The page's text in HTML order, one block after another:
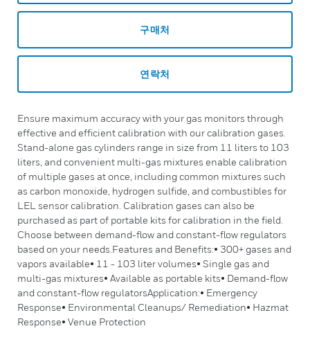
구매처
연락처
Ensure maximum accuracy with your gas monitors through
effective and efficient calibration with our calibration gases.
Stand-alone gas cylinders range in size from 11 liters to 103
liters, and convenient multi-gas mixtures enable calibration
of multiple gases at once, including common mixtures such
as carbon monoxide, hydrogen sulfide, and combustibles for
LEL sensor calibration. Calibration gases can also be
purchased as part of portable kits for calibration in the field.
Choose between demand-flow and constant-flow regulators
based on your needs.Features and Benefits:• 300+ gases and
vapors available• 11 - 103 liter volumes• Single gas and
multi-gas mixtures• Available as portable kits• Demand-flow
and constant-flow regulatorsApplication:• Emergency
Response• Environmental Cleanups/ Remediation• Hazmat
Response• Venue Protection